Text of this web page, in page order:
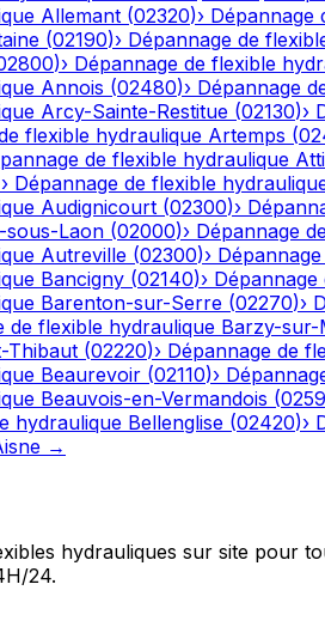
Allemant (02320)› Dépannage
(02190)› Dépannage de
)› Dépannage de flexible
Annois (02480)› Dépannage
Arcy-Sainte-Restitue (02130)›
flexible hydraulique Artemps (
de flexible hydraulique
› Dépannage de flexible
Audignicourt (02300)›
sous-Laon (02000)› Dépannage
Autreville (02300)›
Bancigny (02140)›
Barenton-sur-Serre (02270)›
de flexible hydraulique Barzy-sur-
Thibaut (02220)› Dépannage de
Beaurevoir (02110)›
Beauvois-en-Vermandois (
hydraulique Bellenglise (02420)›
→
hydrauliques sur site pour
24.